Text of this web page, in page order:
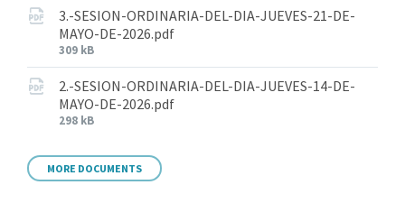
3.-SESION-ORDINARIA-DEL-DIA-JUEVES-21-DE-
MAYO-DE-2026.pdf
309 kB
2.-SESION-ORDINARIA-DEL-DIA-JUEVES-14-DE-
MAYO-DE-2026.pdf
298 kB
MORE DOCUMENTS